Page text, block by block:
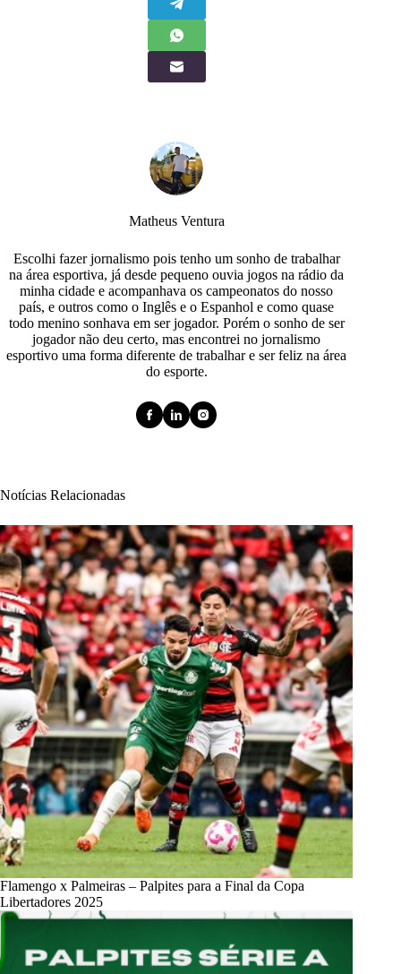
Matheus Ventura
Escolhi fazer jornalismo pois tenho um sonho de trabalhar
na área esportiva, já desde pequeno ouvia jogos na rádio da
minha cidade e acompanhava os campeonatos do nosso
país, e outros como o Inglês e o Espanhol e como quase
todo menino sonhava em ser jogador. Porém o sonho de ser
jogador não deu certo, mas encontrei no jornalismo
esportivo uma forma diferente de trabalhar e ser feliz na área
do esporte.
Notícias Relacionadas
Flamengo x Palmeiras – Palpites para a Final da Copa
Libertadores 2025